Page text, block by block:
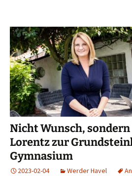
Nicht Wunsch,
Lorentz zur
Gymnasium
2023-02-04 Werder Havel